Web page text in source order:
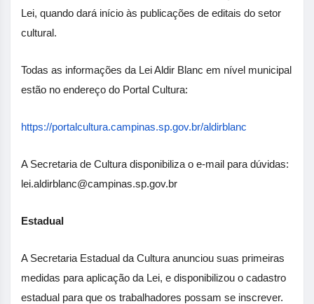
Lei, quando dará início às publicações de editais do setor
cultural.
Todas as informações da Lei Aldir Blanc em nível municipal
estão no endereço do Portal Cultura:
https://portalcultura.campinas.sp.gov.br/aldirblanc
A Secretaria de Cultura disponibiliza o e-mail para dúvidas:
lei.aldirblanc@campinas.sp.gov.br
Estadual
A Secretaria Estadual da Cultura anunciou suas primeiras
medidas para aplicação da Lei, e disponibilizou o cadastro
estadual para que os trabalhadores possam se inscrever.